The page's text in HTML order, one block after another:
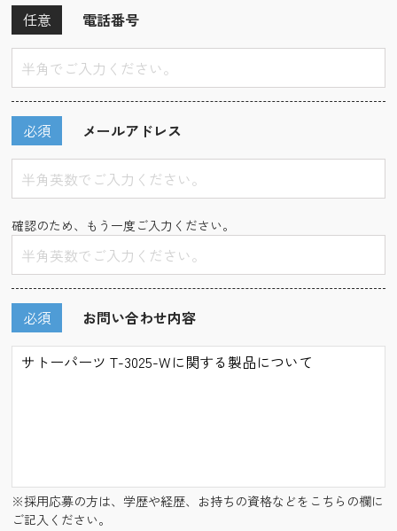
電話番号
任意
メールアドレス
必須
確認のため、もう一度ご入力ください。
お問い合わせ内容
必須
※採用応募の方は、学歴や経歴、お持ちの資格などをこちらの欄に
ご記入ください。